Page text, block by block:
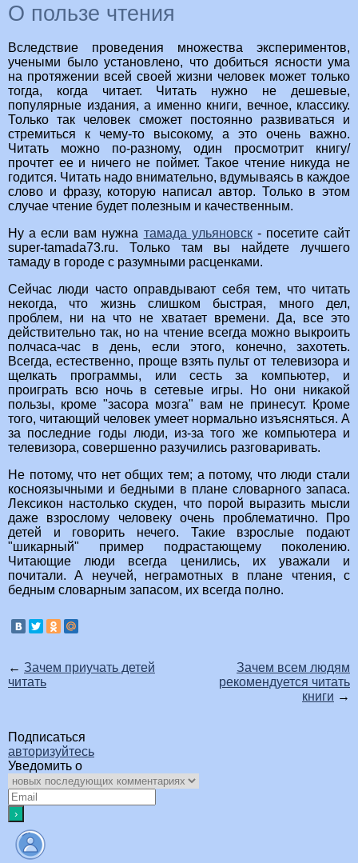
О пользе чтения
Вследствие проведения множества экспериментов,
учеными было установлено, что добиться ясности ума
на протяжении всей своей жизни человек может только
тогда, когда читает. Читать нужно не дешевые,
популярные издания, а именно книги, вечное, классику.
Только так человек сможет постоянно развиваться и
стремиться к чему-то высокому, а это очень важно.
Читать можно по-разному, один просмотрит книгу/
прочтет ее и ничего не поймет. Такое чтение никуда не
годится. Читать надо внимательно, вдумываясь в каждое
слово и фразу, которую написал автор. Только в этом
случае чтение будет полезным и качественным.
Ну а если вам нужна тамада ульяновск- посетите сайт
super-tamada73.ru. Только там вы найдете лучшего
тамаду в городе с разумными расценками.
Сейчас люди часто оправдывают себя тем, что читать
некогда, что жизнь слишком быстрая, много дел,
проблем, ни на что не хватает времени. Да, все это
действительно так, но на чтение всегда можно выкроить
полчаса-час в день, если этого, конечно, захотеть.
Всегда, естественно, проще взять пульт от телевизора и
щелкать программы, или сесть за компьютер, и
проиграть всю ночь в сетевые игры. Но они никакой
пользы, кроме "засора мозга" вам не принесут. Кроме
того, читающий человек умеет нормально изъясняться. А
за последние годы люди, из-за того же компьютера и
телевизора, совершенно разучились разговаривать.
Не потому, что нет общих тем; а потому, что люди стали
косноязычными и бедными в плане словарного запаса.
Лексикон настолько скуден, что порой выразить мысли
даже взрослому человеку очень проблематично. Про
детей и говорить нечего. Такие взрослые подают
"шикарный" пример подрастающему поколению.
Читающие люди всегда ценились, их уважали и
почитали. А неучей, неграмотных в плане чтения, с
бедным словарным запасом, их всегда полно.
← Зачем приучать детей
читать
Зачем всем людям
рекомендуется читать
книги →
Подписаться
авторизуйтесь
Уведомить о